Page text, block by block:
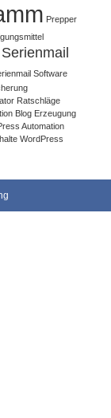
Prepper
Serienmail
Software
Ratschläge
Blog Erzeugung
Automation
WordPress